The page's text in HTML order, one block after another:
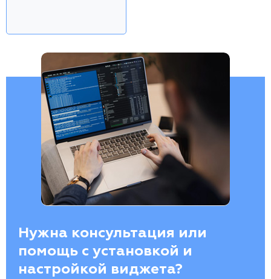
Нужна консультация или
помощь с установкой и
настройкой виджета?